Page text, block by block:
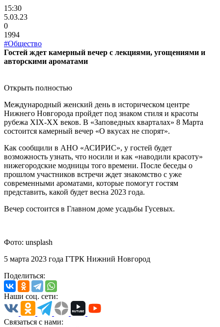
15:30
5.03.23
0
1994
#Общество
Гостей ждет камерный вечер с лекциями, угощениями и
авторскими ароматами
Открыть полностью
Международный женский день в историческом центре
Нижнего Новгорода пройдет под знаком стиля и красоты
рубежа XIX-XX веков. В «Заповедных кварталах» 8 Марта
состоится камерный вечер «О вкусах не спорят».
Как сообщили в АНО «АСИРИС», у гостей будет
возможность узнать, что носили и как «наводили красоту»
нижегородские модницы того времени. После беседы о
прошлом участников встречи ждет знакомство с уже
современными ароматами, которые помогут гостям
представить, какой будет весна 2023 года.
Вечер состоится в Главном доме усадьбы Гусевых.
Фото: unsplash
5 марта 2023 года ГТРК Нижний Новгород
Поделиться:
Наши соц. сети:
Связаться с нами: